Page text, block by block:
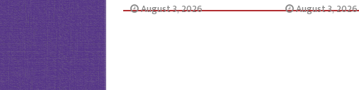
August 3, 2026 August 3, 2026